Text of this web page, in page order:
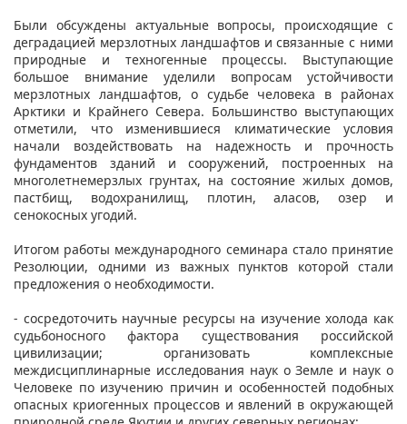
Были обсуждены актуальные вопросы, происходящие с
деградацией мерзлотных ландшафтов и связанные с ними
природные и техногенные процессы. Выступающие
большое внимание уделили вопросам устойчивости
мерзлотных ландшафтов, о судьбе человека в районах
Арктики и Крайнего Севера. Большинство выступающих
отметили, что изменившиеся климатические условия
начали воздействовать на надежность и прочность
фундаментов зданий и сооружений, построенных на
многолетнемерзлых грунтах, на состояние жилых домов,
пастбищ, водохранилищ, плотин, аласов, озер и
сенокосных угодий.
Итогом работы международного семинара стало принятие
Резолюции, одними из важных пунктов которой стали
предложения о необходимости.
- сосредоточить научные ресурсы на изучение холода как
судьбоносного фактора существования российской
цивилизации; организовать комплексные
междисциплинарные исследования наук о Земле и наук о
Человеке по изучению причин и особенностей подобных
опасных криогенных процессов и явлений в окружающей